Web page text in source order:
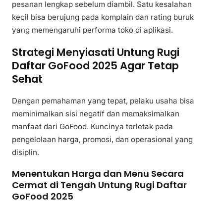
pesanan lengkap sebelum diambil. Satu kesalahan
kecil bisa berujung pada komplain dan rating buruk
yang memengaruhi performa toko di aplikasi.
Strategi Menyiasati Untung Rugi
Daftar GoFood 2025 Agar Tetap
Sehat
Dengan pemahaman yang tepat, pelaku usaha bisa
meminimalkan sisi negatif dan memaksimalkan
manfaat dari GoFood. Kuncinya terletak pada
pengelolaan harga, promosi, dan operasional yang
disiplin.
Menentukan Harga dan Menu Secara
Cermat di Tengah Untung Rugi Daftar
GoFood 2025